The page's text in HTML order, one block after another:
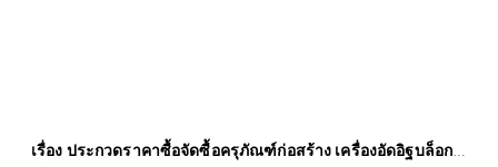
เรื่อง ประกวดราคาซื้อจัดซื้อครุภัณฑ์ก่อสร้าง เครื่องอัดอิฐบล็อก